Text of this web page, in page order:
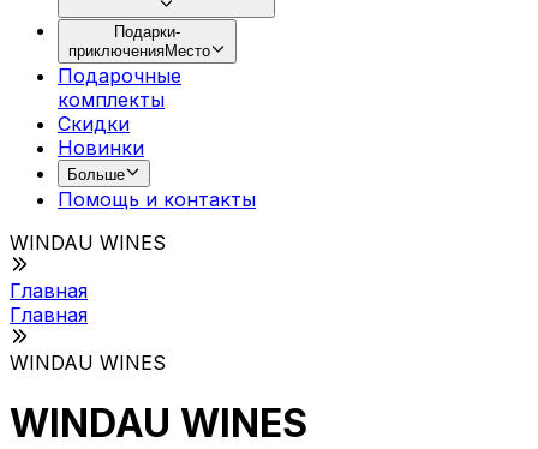
Подарки-
приключенияМесто
Подарочные
комплекты
Скидки
Новинки
Больше
Помощь и контакты
WINDAU WINES
Главная
Главная
WINDAU WINES
WINDAU WINES